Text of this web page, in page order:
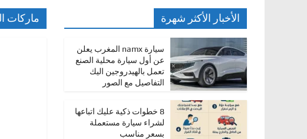
ر
ماركات الأخبار الأكثر شهرة
سيارة namx المغرب يعلن
عن أول سيارة محلية الصنع
تعمل بالهيدروجين اليك
التفاصيل مع الصور
8 خطوات ذكية عليك اتباعها
لشراء سيارة مستعملة
بسعر مناسب